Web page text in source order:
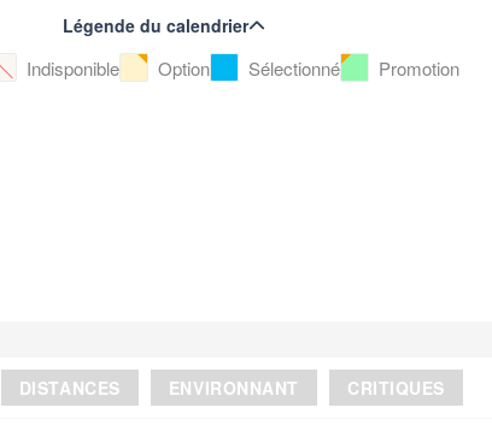
Légende du calendrier
Indisponible Option Sélectionné Promotion
DISTANCES ENVIRONNANT CRITIQUES